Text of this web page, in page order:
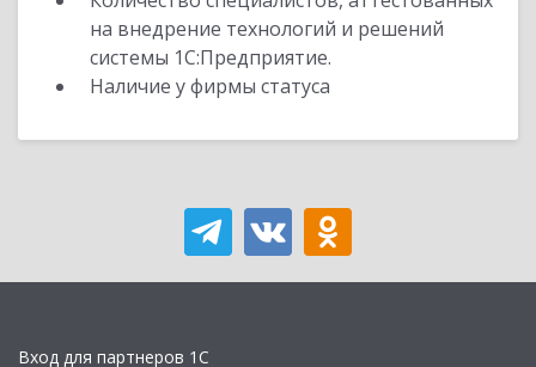
на внедрение технологий и решений
системы 1С:Предприятие.
Наличие у фирмы статуса
Вход для партнеров 1С